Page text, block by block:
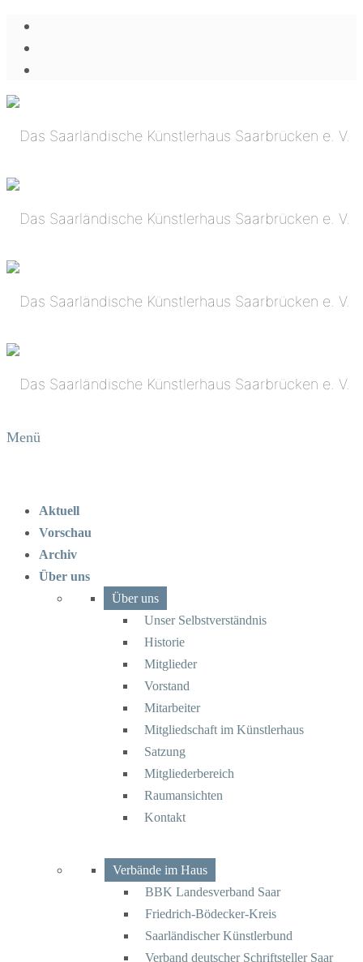
Menü
Aktuell
Vorschau
Archiv
Über uns
Über uns
Unser Selbstverständnis
Historie
Mitglieder
Vorstand
Mitarbeiter
Mitgliedschaft im Künstlerhaus
Satzung
Mitgliederbereich
Raumansichten
Kontakt
Verbände im Haus
BBK Landesverband Saar
Friedrich-Bödecker-Kreis
Saarländischer Künstlerbund
Verband deutscher Schriftsteller Saar